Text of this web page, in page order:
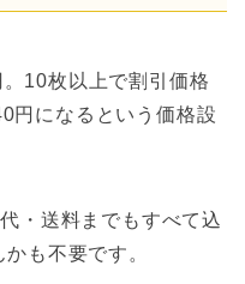
10枚以上で割引価格
円になるという価格設
・送料までもすべて込
も不要です。